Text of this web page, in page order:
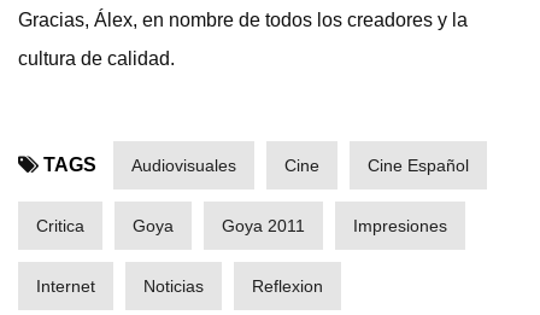
Gracias, Álex, en nombre de todos los creadores y la
cultura de calidad.
TAGS Audiovisuales Cine Cine Español
Critica Goya Goya 2011 Impresiones
Internet Noticias Reflexion